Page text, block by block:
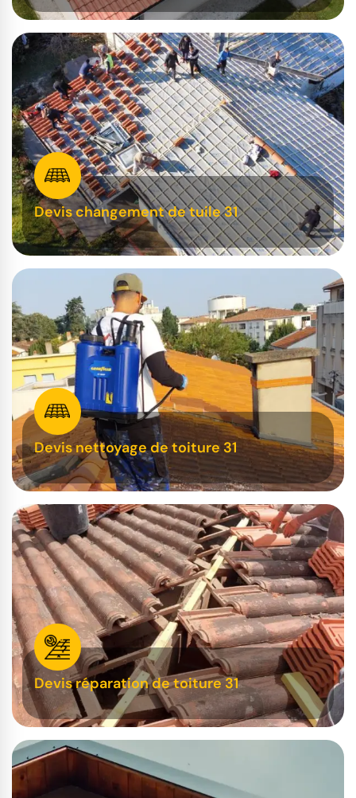
Devis changement de tuile 31
Devis nettoyage de toiture 31
Devis réparation de toiture 31